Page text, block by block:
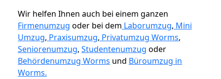
Wir helfen Ihnen auch bei einem ganzen
Firmenumzug oder bei dem Laborumzug, Mini
Umzug, Praxisumzug, Privatumzug Worms,
Seniorenumzug, Studentenumzug oder
Behördenumzug Worms und Büroumzug in
Worms.